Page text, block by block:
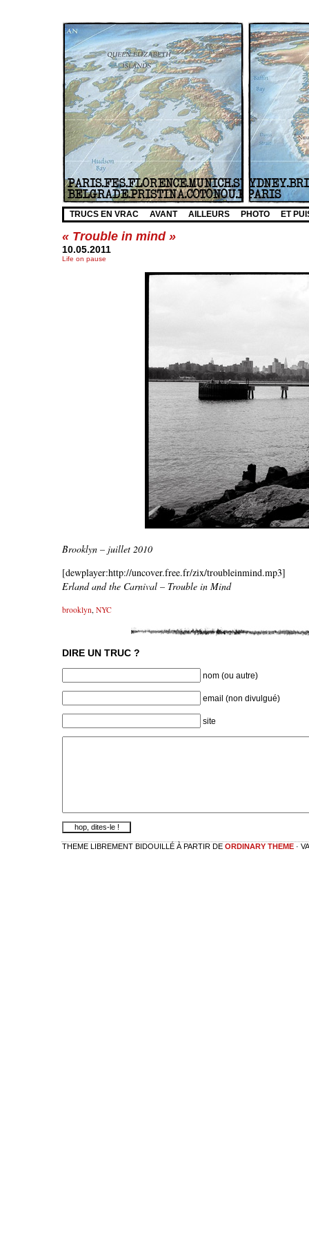
TRUCS EN VRAC AVANT AILLEURS PHOTO ET
« Trouble in mind »
10.05.2011
Life on pause
Brooklyn – juillet 2010
[dewplayer:http://uncover.free.fr/zix/troubleinmind.mp3]
Erland and the Carnival – Trouble in Mind
brooklyn, NYC
DIRE UN TRUC ?
nom (ou autre)
email (non divulgué)
site
THEME LIBREMENT BIDOUILLÉ À PARTIR DE ORDINARY THEME ·